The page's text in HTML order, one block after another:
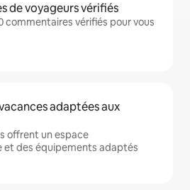
de voyageurs vérifiés
commentaires vérifiés pour vous
adaptées aux
offrent un espace
et des équipements adaptés